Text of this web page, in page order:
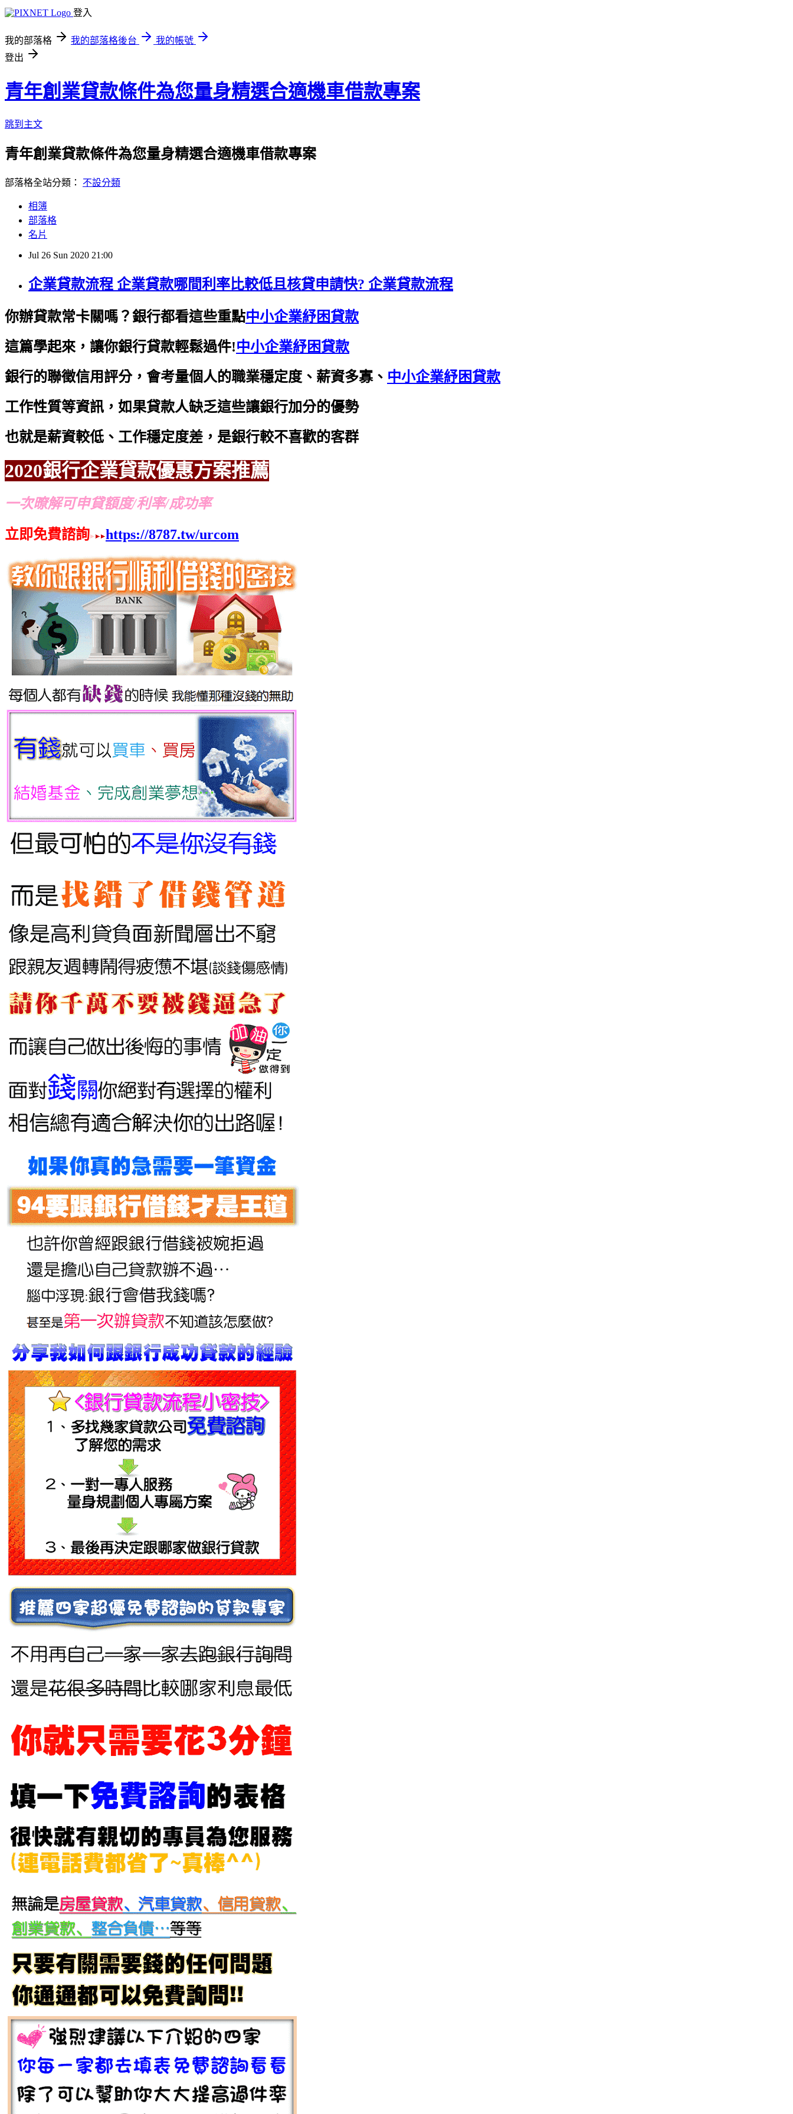
登入
我的部落格 我的部落格後台
我的帳號
登出
青年創業貸款條件為您量身精選合適機車借款專案
跳到主文
青年創業貸款條件為您量身精選合適機車借款專案
部落格全站分類： 不設分類
相簿
部落格
名片
Jul 26 Sun 2020 21:00
企業貸款流程 企業貸款哪間利率比較低且核貸申請快? 企業貸款流程
你辦貸款常卡關嗎？銀行都看這些重點中小企業紓困貸款
這篇學起來，讓你銀行貸款輕鬆過件!中小企業紓困貸款
銀行的聯徵信用評分，會考量個人的職業穩定度、薪資多寡、 中小企業紓困貸款
工作性質等資訊，如果貸款人缺乏這些讓銀行加分的優勢
也就是薪資較低、工作穩定度差，是銀行較不喜歡的客群
2020銀行企業貸款優惠方案推薦
一次暸解可申貸額度/利率/成功率
立即免費諮詢
https://8787.tw/urcom